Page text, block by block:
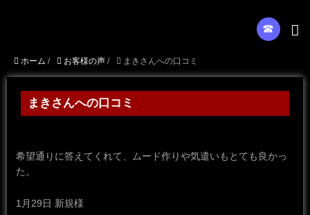
☎︎
ホーム / お客様の声 / まきさんへの口コミ
まきさんへの口コミ
希望通りに答えてくれて、ムード作りや気遣いもとても良かっ
た。
1月29日 新規様